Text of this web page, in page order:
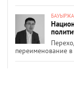
переименование